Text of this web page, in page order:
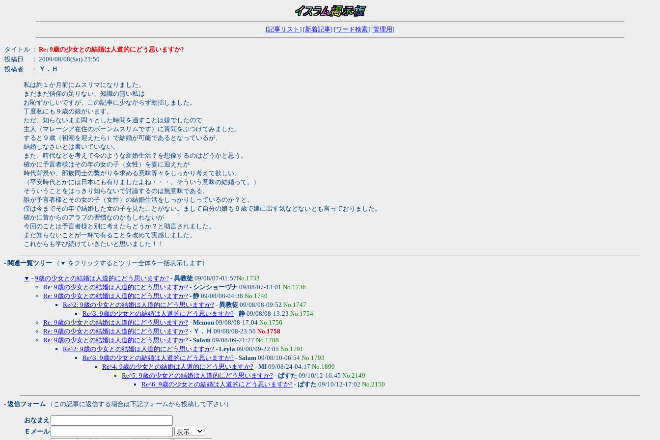
[記事リスト ] [新着記事] [ワード検索] [管理用]
タイトル ： Re: 9歳の少女との結婚は人道的にどう思いますか?
投稿日
： 2009/08/08(Sat) 23:50
投稿者
： Ｙ．Ｈ
私は約１か月前にムスリマになりました。
まだまだ信仰の足りない、知識の無い私は
お恥ずかしいですが、この記事に少なからず動揺しました。
丁度私にも９歳の娘がいます。
ただ、知らないまま悶々とした時間を過すことは嫌でしたので
主人（マレーシア在住のボーンムスリムです）に質問をぶつけてみました。
すると９歳（初潮を迎えたら）で結婚が可能であるとなっているが、
結婚しなさいとは書いていない。
また、時代などを考えて今のような新婚生活？を想像するのはどうかと思う。
確かに予言者様はその年の女の子（女性）を妻に迎えたが
時代背景や、部族同士の繋がりを求める意味等々をしっかり考えて欲しい。
（平安時代とかには日本にも有りましたよね・・・。そういう意味の結婚って。）
そういうことをはっきり知らないで討論するのは無意味である。
誰が予言者様とその女の子（女性）の結婚生活をしっかりしっているのか？と。
僕は今までその年で結婚した女の子を見たことがない。まして自分の娘も９歳で嫁に出す気などないとも言っておりました。
確かに昔からのアラブの習慣なのかもしれないが
今回のことは予言者様と別に考えたらどうか？と助言されました。
まだ知らないことが一杯で有ることを改めて実感しました。
これからも学び続けていきたいと思いました！！
- 関連一覧ツリー （▼ をクリックするとツリー全体を一括表示します）
▼ - 9歳の少女との結婚は人道的にどう思いますか? - 異教徒 09/08/07-01:57No.1733
Re: 9歳の少女との結婚は人道的にどう思いますか? - シンショーヴナ 09/08/07-13:01 No.1736
Re: 9歳の少女との結婚は人道的にどう思いますか? - 静 09/08/08-04:38 No.1740
Re^2: 9歳の少女との結婚は人道的にどう思いますか? - 異教徒 09/08/08-09:52 No.1747
Re^3: 9歳の少女との結婚は人道的にどう思いますか? - 静 09/08/08-13:23 No.1754
Re: 9歳の少女との結婚は人道的にどう思いますか? - Memon 09/08/08-17:04 No.1756
Re: 9歳の少女との結婚は人道的にどう思いますか? - Ｙ．Ｈ 09/08/08-23:50 No.1758
Re: 9歳の少女との結婚は人道的にどう思いますか? - Salam 09/08/09-21:27 No.1788
Re^2: 9歳の少女との結婚は人道的にどう思いますか? - Leyla 09/08/09-22:05 No.1791
Re^3: 9歳の少女との結婚は人道的にどう思いますか? - Salam 09/08/10-06:54 No.1793
Re^4: 9歳の少女との結婚は人道的にどう思いますか? - MI 09/08/24-04:17 No.1899
Re^5: 9歳の少女との結婚は人道的にどう思いますか? - ぱすた 09/10/12-16:45 No.2149
Re^6: 9歳の少女との結婚は人道的にどう思いますか? - ぱすた 09/10/12-17:02 No.2150
- 返信フォーム （この記事に返信する場合は下記フォームから投稿して下さい）
おなまえ
Ｅメール